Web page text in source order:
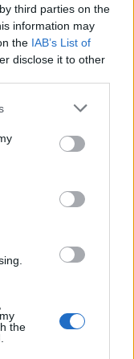
third parties on the
information may
the IAB’s List of
disclose it to other
the
mostruosa del
ci pensano le
riusciti su 16
mediana per il
che si gode
osserva
decisivo per
mondiale.